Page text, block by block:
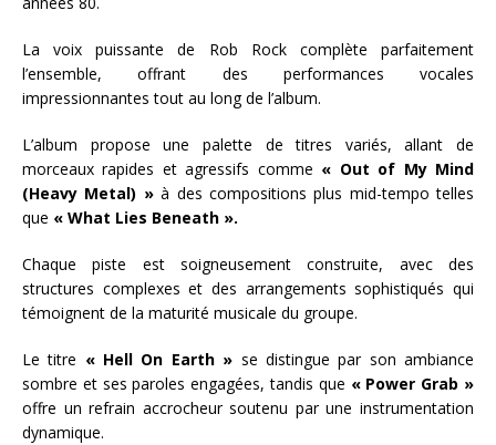
La voix puissante de Rob Rock complète parfaitement
l’ensemble, offrant des performances vocales
impressionnantes tout au long de l’album.
L’album propose une palette de titres variés, allant de
morceaux rapides et agressifs comme « Out of My Mind
(Heavy Metal) »à des compositions plus mid-tempo telles
que « What Lies Beneath ».
Chaque piste est soigneusement construite, avec des
structures complexes et des arrangements sophistiqués qui
témoignent de la maturité musicale du groupe.
Le titre « Hell On Earth » se distingue par son ambiance
sombre et ses paroles engagées, tandis que « Power Grab »
offre un refrain accrocheur soutenu par une instrumentation
dynamique.